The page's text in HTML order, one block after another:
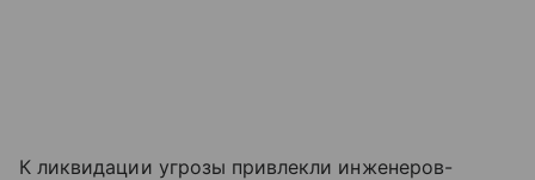
К ликвидации угрозы привлекли инженеров-